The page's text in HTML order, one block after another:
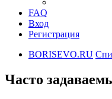
FAQ
Вход
Регистрация
BORISEVO.RU
Часто